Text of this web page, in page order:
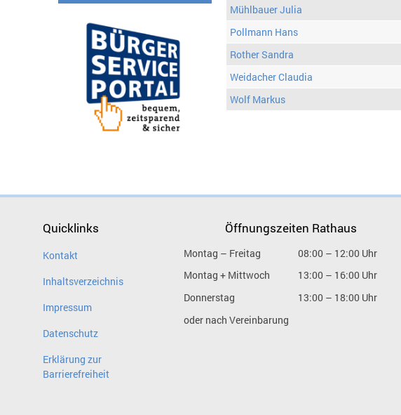
Mühlbauer Julia
Pollmann Hans
Rother Sandra
Weidacher Claudia
Wolf Markus
Quicklinks
Kontakt
Inhaltsverzeichnis
Impressum
Datenschutz
Erklärung zur
Barrierefreiheit
Öffnungszeiten Rathaus
Montag – Freitag
08:00 – 12:00 Uhr
Montag + Mittwoch
13:00 – 16:00 Uhr
Donnerstag
13:00 – 18:00 Uhr
oder nach Vereinbarung